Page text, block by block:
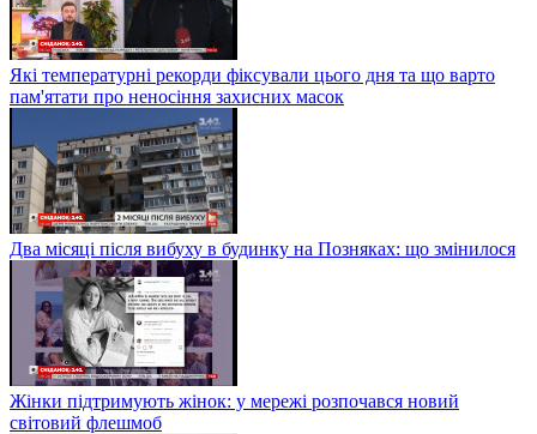
Які температурні рекорди фіксували цього дня та що варто
пам'ятати про неносіння захисних масок
Два місяці після вибуху в будинку на Позняках: що змінилося
Жінки підтримують жінок: у мережі розпочався новий
світовий флешмоб